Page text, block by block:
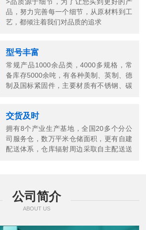
品，努力完善每一个细节，从原材料到工
艺，都倾注着我们对品质的追求
型号丰富
常规产品1000余品类，4000多规格，常
备库存5000余吨，有各种美制、英制、德
制及国标紧固件，主要材质有不锈钢、碳
交货及时
拥有8个产业生产基地，全国20多个分公
司服务仓，数万平米仓储面积，更有自建
配送体系，仓库辐射周边采取自主配送送
公司简介
ABOUT US